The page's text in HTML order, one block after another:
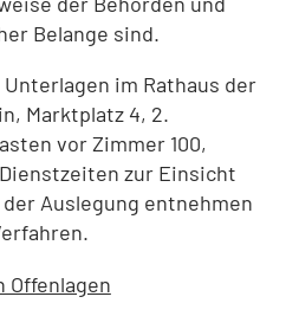
Belange sind.
im Rathaus der
Marktplatz 4, 2.
vor Zimmer 100,
zur Einsicht
Auslegung entnehmen
Offenlagen